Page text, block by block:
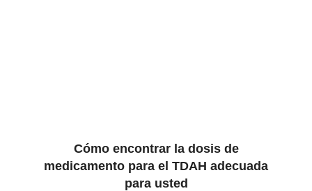
Cómo encontrar la dosis de
medicamento para el TDAH adecuada
para usted